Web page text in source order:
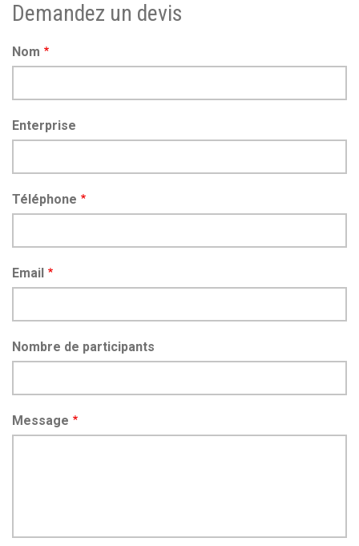
Demandez un devis
Nom
Enterprise
Téléphone
Email
Nombre de participants
Message